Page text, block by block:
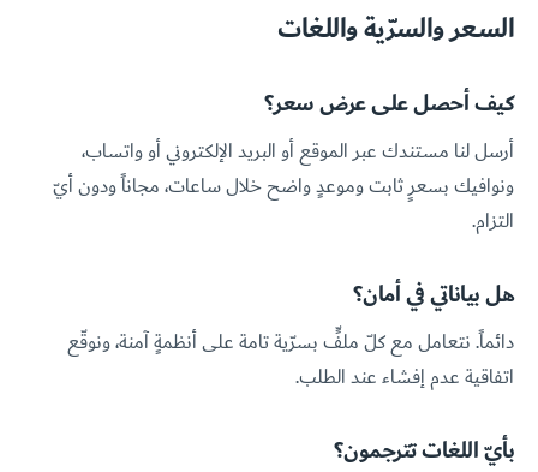
السعر والسرّية واللغات
كيف أحصل على عرض سعر؟
أرسل لنا مستندك عبر الموقع أو البريد الإلكتروني أو واتساب،
ونوافيك بسعرٍ ثابت وموعدٍ واضح خلال ساعات، مجاناً ودون أيّ
التزام.
هل بياناتي في أمان؟
دائماً. نتعامل مع كلّ ملفٍّ بسرّية تامة على أنظمةٍ آمنة، ونوقّع
اتفاقية عدم إفشاء عند الطلب.
بأيّ اللغات تترجمون؟